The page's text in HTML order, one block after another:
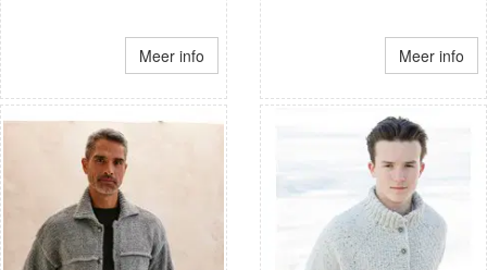
Meer info Meer info